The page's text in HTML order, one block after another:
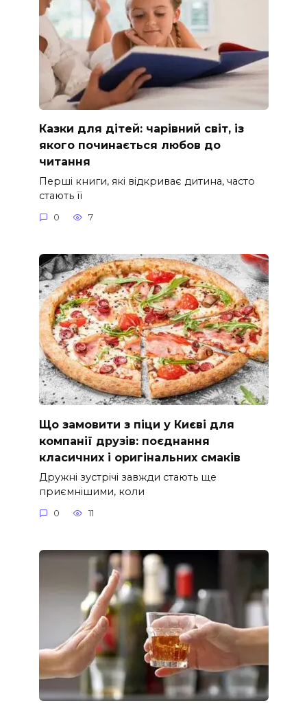
Казки для дітей: чарівний світ, із
якого починається любов до
читання
Перші книги, які відкриває дитина, часто
стають її
0 7
Що замовити з піци у Києві для
компанії друзів: поєднання
класичних і оригінальних смаків
Дружні зустрічі завжди стають ще
приємнішими, коли
0 11